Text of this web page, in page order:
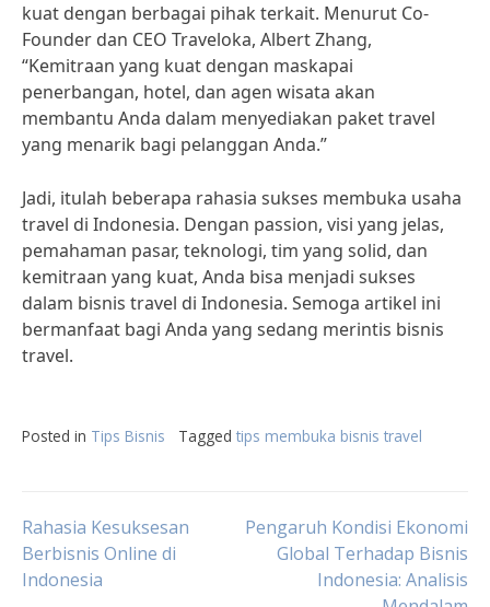
kuat dengan berbagai pihak terkait. Menurut Co-
Founder dan CEO Traveloka, Albert Zhang,
“Kemitraan yang kuat dengan maskapai
penerbangan, hotel, dan agen wisata akan
membantu Anda dalam menyediakan paket travel
yang menarik bagi pelanggan Anda.”
Jadi, itulah beberapa rahasia sukses membuka usaha
travel di Indonesia. Dengan passion, visi yang jelas,
pemahaman pasar, teknologi, tim yang solid, dan
kemitraan yang kuat, Anda bisa menjadi sukses
dalam bisnis travel di Indonesia. Semoga artikel ini
bermanfaat bagi Anda yang sedang merintis bisnis
travel.
Posted in Tips Bisnis Tagged tips membuka bisnis travel
Post
navigation
Rahasia Kesuksesan
Berbisnis Online di
Indonesia
Pengaruh Kondisi Ekonomi
Global Terhadap Bisnis
Indonesia: Analisis